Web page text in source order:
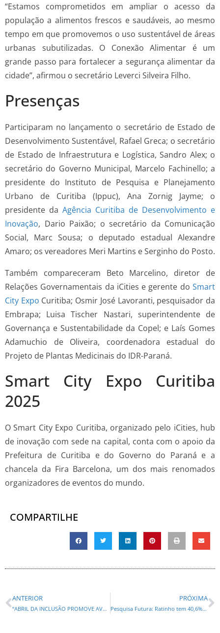
“Estamos comprometidos em ampliar o acesso da
população a alimentos frescos e saudáveis, ao mesmo
tempo em que promovemos o uso sustentável de áreas
urbanas subutilizadas. O Conexão Alimentar é um
grande passo para fortalecer a segurança alimentar da
cidade”, afirmou o secretário Leverci Silveira Filho.
Presenças
Participaram no lançamento o secretário de Estado de
Desenvolvimento Sustentável, Rafael Greca; o secretário
de Estado de Infraestrutura e Logística, Sandro Alex; o
secretário do Governo Municipal, Marcelo Fachinello; a
presidente do Instituto de Pesquisa e Planejamento
Urbano de Curitiba (Ippuc), Ana Zornig Jayme; o
presidente da Agência Curitiba de Desenvolvimento e
Inovação, Dario Paixão; o secretário da Comunicação
Social, Marc Sousa; o deputado estadual Alexandre
Amaro; os vereadores Meri Martins e Serginho do Posto.
Também compareceram Beto Marcelino, diretor de
Relações Governamentais da iCities e gerente do Smart
City Expo Curitiba; Osmir José Lavoranti, pesquisador da
Embrapa; Luisa Tischer Nastari, superintendente de
Governança e Sustentabilidade da Copel; e Laís Gomes
Adamuchio de Oliveira, coordenadora estadual do
Projeto de Plantas Medicinais do IDR-Paraná.
Smart City Expo Curitiba
2025
O Smart City Expo Curitiba, organizado pelo iCities, hub
de inovação com sede na capital, conta com o apoio da
Prefeitura de Curitiba e do Governo do Paraná e a
chancela da Fira Barcelona, um dos mais renomados
organizadores de eventos do mundo.
COMPARTILHE
ANTERIOR
“ABRIL DA INCLUSÃO PROMOVE AVANÇOS E CELEBRA DIREITOS DAS PESSOAS AUTISTAS”, DIZ DEPUTADO ALISSON
PRÓXIMA
Pesquisa Futura: Ratinho tem 40,6% e Lula, 37,2% em simulação de 2º turno